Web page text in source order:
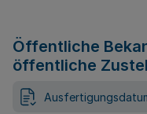
Öffentliche
öffentliche